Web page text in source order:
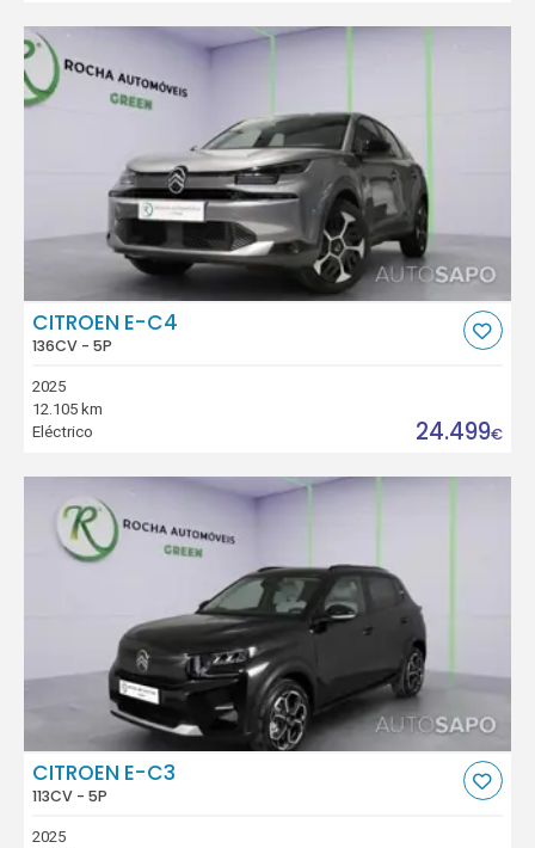
CITROEN E-C4
136CV - 5P
2025
12.105 km
Eléctrico
24.499€
CITROEN E-C3
113CV - 5P
2025